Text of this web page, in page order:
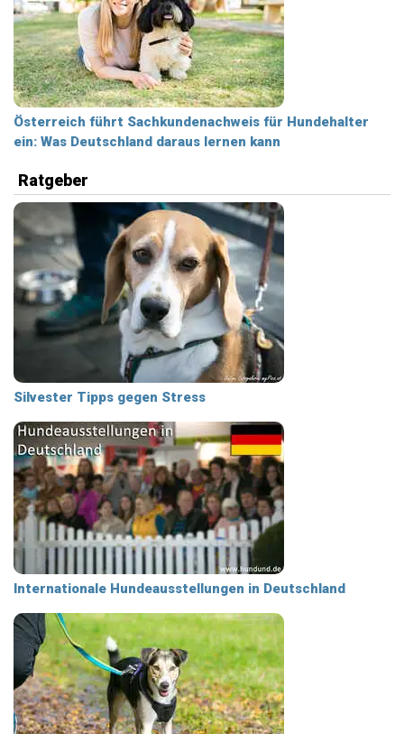
Österreich führt Sachkundenachweis für Hundehalter
ein: Was Deutschland daraus lernen kann
Ratgeber
Silvester Tipps gegen Stress
Internationale Hundeausstellungen in Deutschland